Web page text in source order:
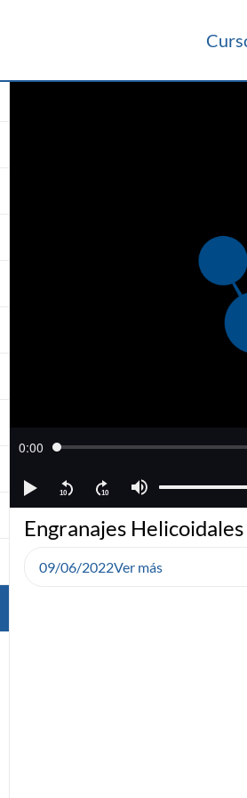
Engranajes Helicoidales
09/06/2022Ver más